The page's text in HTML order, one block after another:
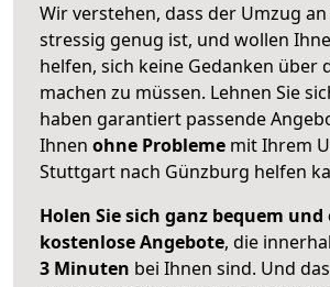
Wir verstehen, dass der Umzug
stressig genug ist, und wollen
helfen, sich keine Gedanken über
machen zu müssen. Lehnen Sie
haben garantiert passende
Ihnen ohne Probleme mit Ihrem
Stuttgart nach Günzburg helfen
Holen Sie sich ganz bequem
kostenlose Angebote, die
3 Minuten bei Ihnen sind. Und